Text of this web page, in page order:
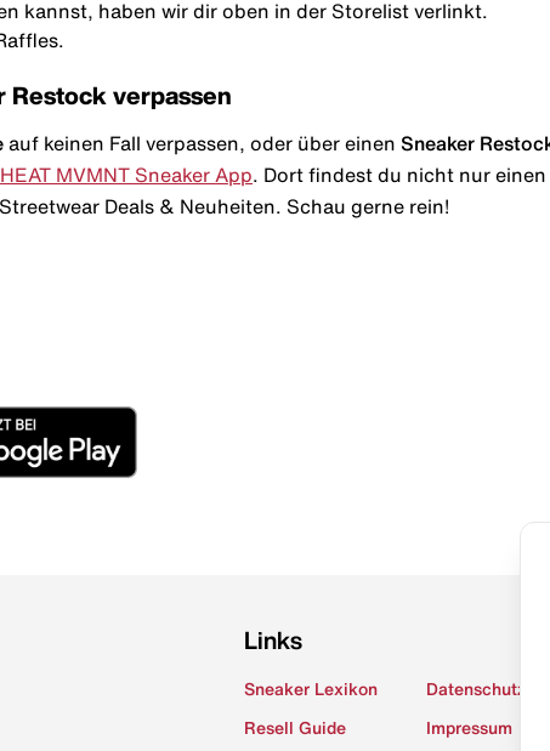
kannst, haben wir dir oben in der Storelist verlinkt.
Restock verpassen
auf keinen Fall verpassen, oder über einen Sneaker
HEAT MVMNT Sneaker App . Dort findest du nicht nur einen
Deals & Neuheiten. Schau gerne rein!
Links
Sneaker Lexikon
Resell Guide
Datenschutz
Impressum